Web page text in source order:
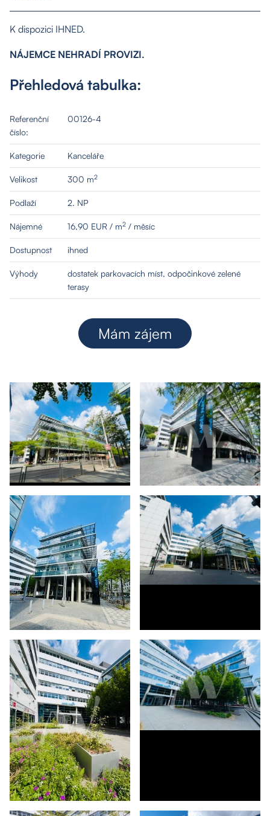
O nás
Nemovitosti
Služby
Kontakt
K dispozici IHNED.
NÁJEMCE NEHRADÍ PROVIZI.
Přehledová tabulka:
Referenční
číslo:
00126-4
Kategorie Kanceláře
Velikost 300 m2
Podlaží 2. NP
Nájemné 16,90 EUR / m2 / měsíc
Dostupnost ihned
Výhody
dostatek parkovacích míst, odpočinkové zelené
terasy
Mám zájem